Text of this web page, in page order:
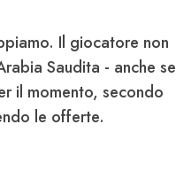
Il giocatore non
Saudita - anche se
il momento, secondo
le offerte.